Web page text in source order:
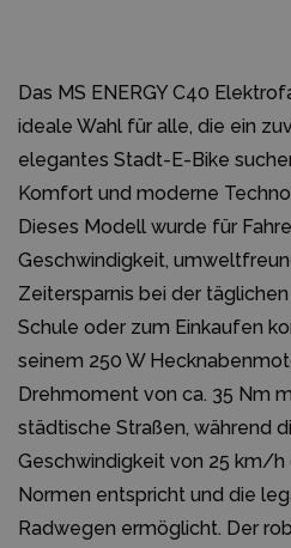
Das MS ENERGY C40
ideale Wahl für alle, die ein
elegantes Stadt-E-Bike
Komfort und moderne
Dieses Modell wurde für
Geschwindigkeit,
Zeitersparnis bei der
Schule oder zum Einkaufen
seinem 250 W
Drehmoment von ca. 35 Nm
städtische Straßen, während
Geschwindigkeit von 25 km/h
Normen entspricht und die
Radwegen ermöglicht. Der